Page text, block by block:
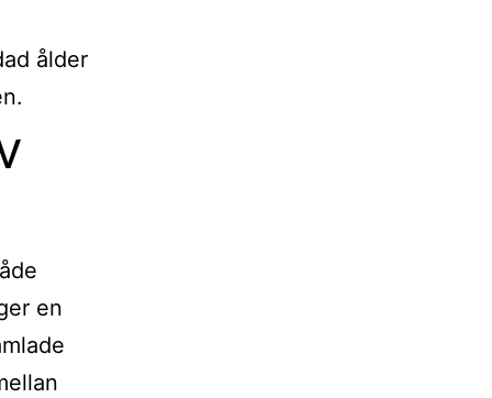
ålder
en